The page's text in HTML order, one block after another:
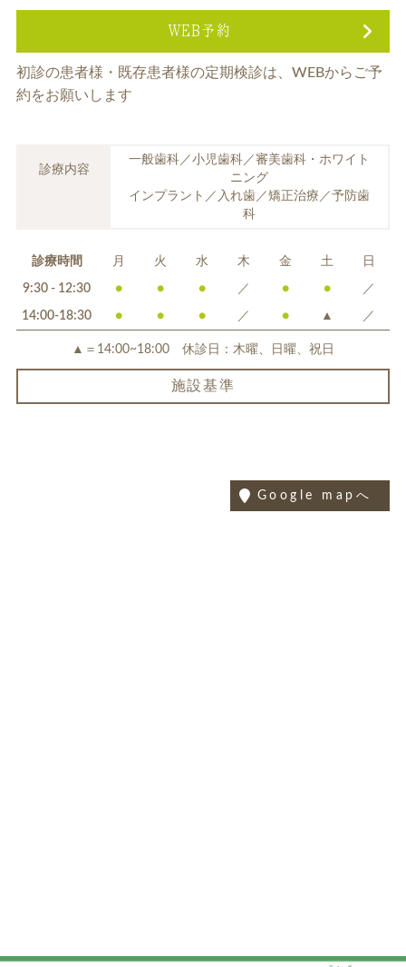
WEB予約
初診の患者様・既存患者様の定期検診は、 WEBからご予
約をお願いします
診療内容
一般歯科／小児歯科／審美歯科・ホワイト
ニング
インプラント／入れ歯／矯正治療／予防歯
科
診療時間 月 火 水 木 金 土 日
9:30 - 12:30 ● ● ● ／ ● ● ／
14:00-18:30 ● ● ● ／ ● ▲ ／
▲＝14:00~18:00 休診日：木曜、日曜、祝日
施設基準
Google mapへ